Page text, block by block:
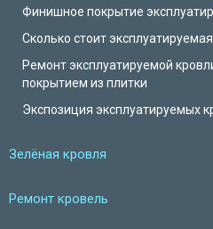
Финишное покрытие
Сколько стоит
Ремонт эксплуатируемой
покрытием из плитки
Экспозиция эксплуатируемых
Зелёная кровля
Ремонт кровель